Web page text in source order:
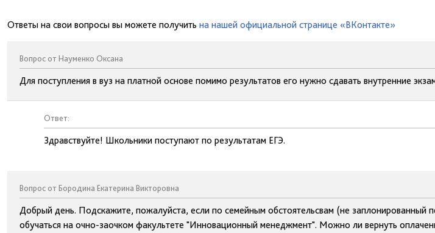
Ответы на свои вопросы вы можете получить на нашей официальной странице «ВКонтакте»
Вопрос от Науменко Оксана
Для поступления в вуз на платной основе помимо результатов его нужно сдавать внутренние
Ответ:
Здравствуйте! Школьники поступают по результатам ЕГЭ.
Вопрос от Бородина Екатерина Викторовна
Добрый день. Подскажите, пожалуйста, если по семейным обстоятельсвам (не заплонированный
обучаться на очно-заочком факультете "Инновационный менеджмент". Можно ли вернуть